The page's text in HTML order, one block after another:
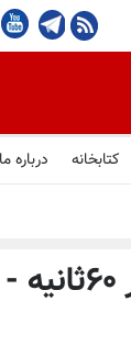
کتابخانه درباره ما
مهمترین اخبار